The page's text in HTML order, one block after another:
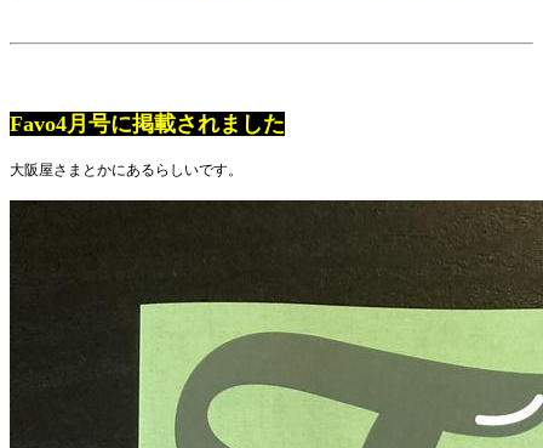
Favo4月号に掲載されました
大阪屋さまとかにあるらしいです。